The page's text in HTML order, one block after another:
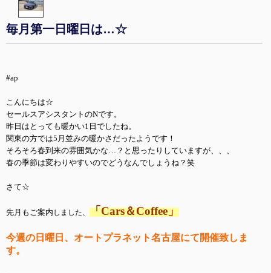
毎月第一日曜日は…☆
#ap
こんにちは☆
セールスアシスタントのNです。
昨日はとっても暖かい1日でしたね。
関東の方では5月並みの暖かさだったようです！
そろそろ春到来の雰囲気かな…？と思ったりしていますが、、、
春の季節は変わりやすいのでどうなんでしょうね？笑
さて☆
先月もご案内 しました、 「Cars＆Coffee」
今週の日曜日、オートプラネット名古屋にて開催致しま
す。